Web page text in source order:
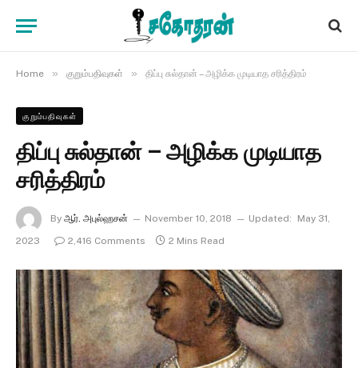
Home » குறும்பதிவுகள் » திப்பு சுல்தான் – அழிக்க முடியாத சரித்திரம்
குறும்பதிவுகள்
திப்பு சுல்தான் – அழிக்க முடியாத
சரித்திரம்
By ஆர். அபுல்ஹசன் November 10, 2018 Updated:
May 31,
2023
2,416 Comments 2 Mins Read